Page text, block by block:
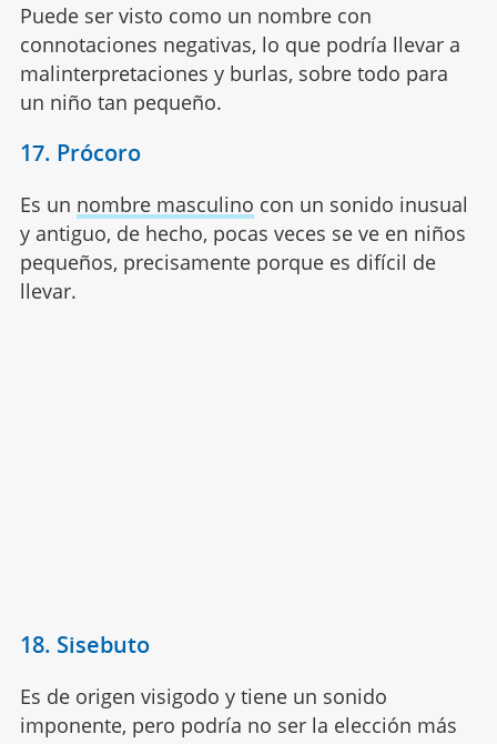
Puede ser visto como un nombre con
connotaciones negativas, lo que podría llevar a
malinterpretaciones y burlas, sobre todo para
un niño tan pequeño.
17. Prócoro
Es un nombre masculino con un sonido inusual
y antiguo, de hecho, pocas veces se ve en niños
pequeños, precisamente porque es difícil de
llevar.
18. Sisebuto
Es de origen visigodo y tiene un sonido
imponente, pero podría no ser la elección más